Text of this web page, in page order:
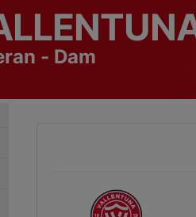
- Dam